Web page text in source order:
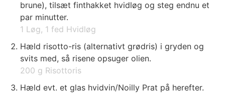
brune), tilsæt finthakket hvidløg og steg endnu et
par minutter.
1 Løg, 1 fed Hvidløg
Hæld risotto-ris (alternativt grødris) i gryden og
svits med, så risene opsuger olien.
200 g Risottoris
Hæld evt. et glas hvidvin/Noilly Prat på herefter.